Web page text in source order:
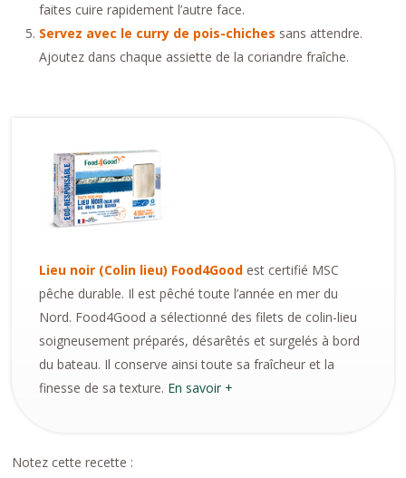
faites cuire rapidement l’autre face.
Servez avec le curry de pois-chiches sans attendre.
Ajoutez dans chaque assiette de la coriandre fraîche.
Lieu noir (Colin lieu) Food4Good est certifié MSC
pêche durable. Il est pêché toute l’année en mer du
Nord. Food4Good a sélectionné des filets de colin-lieu
soigneusement préparés, désarêtés et surgelés à bord
du bateau. Il conserve ainsi toute sa fraîcheur et la
finesse de sa texture. En savoir +
Notez cette recette :